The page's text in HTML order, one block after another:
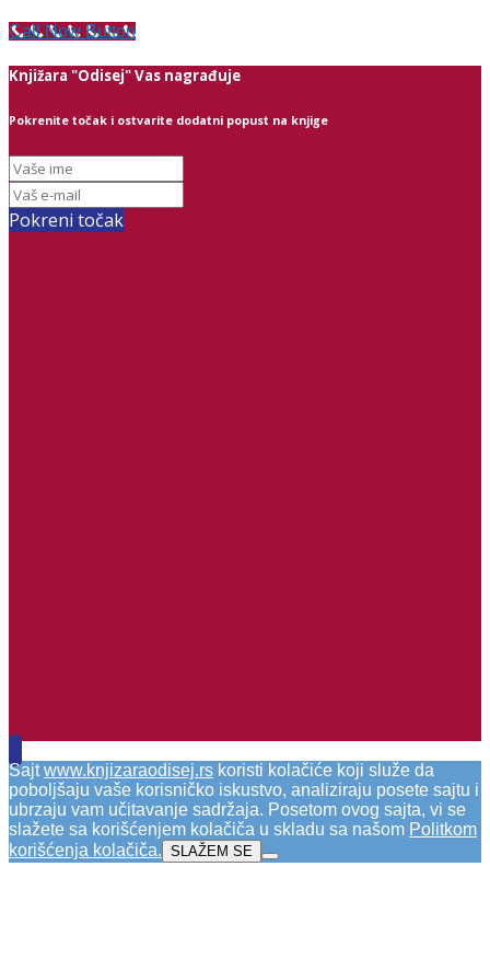
Call Now Button
Knjižara "Odisej" Vas nagrađuje
Pokrenite točak i ostvarite dodatni popust na knjige
Pokreni točak
Sajtwww.knjizaraodisej.rs koristi kolačiće koji služe da
poboljšaju vaše korisničko iskustvo, analiziraju posete sajtu i
ubrzaju vam učitavanje sadržaja. Posetom ovog sajta, vi se
slažete sa korišćenjem kolačiča u skladu sa našom Politkom
korišćenja kolačiča. SLAŽEM SE